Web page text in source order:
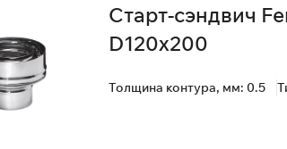
Старт-сэндвич
D120x200
Толщина контура, мм: 0.5